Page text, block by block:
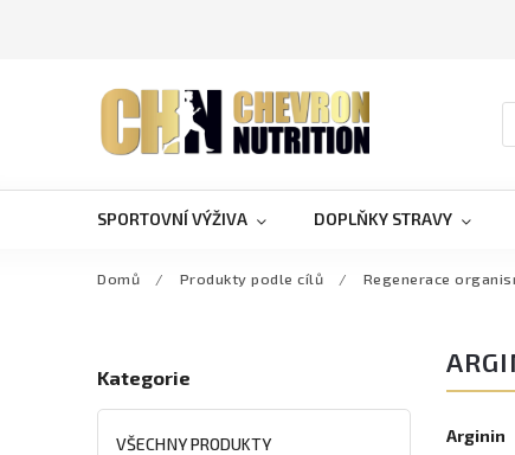
SPORTOVNÍ VÝŽIVA DOPLŇKY STRAVY
Domů / Produkty podle cílů / Regenerace
Kategorie
VŠECHNY PRODUKTY
Arginin